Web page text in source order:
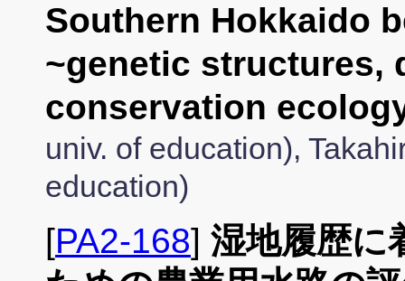
Southern Hokkaido
~genetic structures,
conservation
univ. of education),
education)
[PA2-168] 湿地履歴に